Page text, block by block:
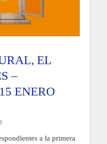
EL
–
ENERO
a la primera